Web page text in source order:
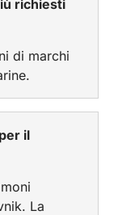
richiesti
di marchi
il
La